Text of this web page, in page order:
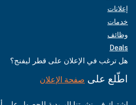
إعلانات
خدمات
وظائف
Deals
هل ترغب في الإعلان على قطر ليفنج؟
اطّلع على صفحة الإعلان